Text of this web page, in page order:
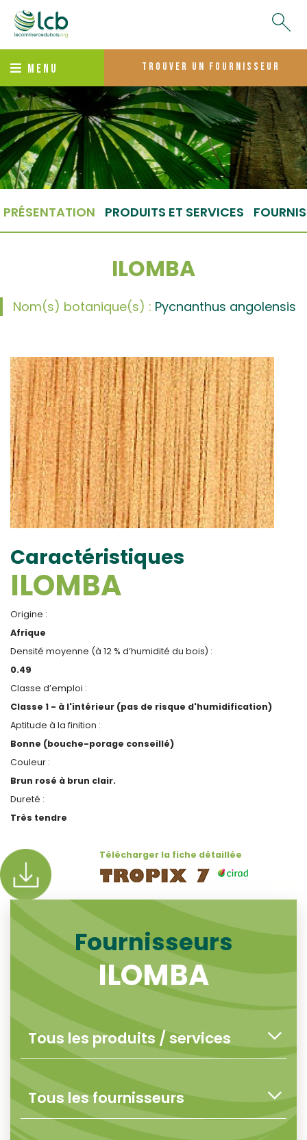
MENU trouver un fournisseur
PRÉSENTATION PRODUITS ET SERVICES
ILOMBA
Nom(s) botanique(s) : Pycnanthus angolensis
Caractéristiques
ILOMBA
Origine :
Afrique
Densité moyenne (à 12 % d’humidité du bois) :
0.49
Classe d’emploi :
Classe 1 - à l'intérieur (pas de risque d'humidification)
Aptitude à la finition :
Bonne (bouche-porage conseillé)
Couleur :
Brun rosé à brun clair.
Dureté :
Très tendre
Télécharger la fiche détaillée
Fournisseurs
ILOMBA